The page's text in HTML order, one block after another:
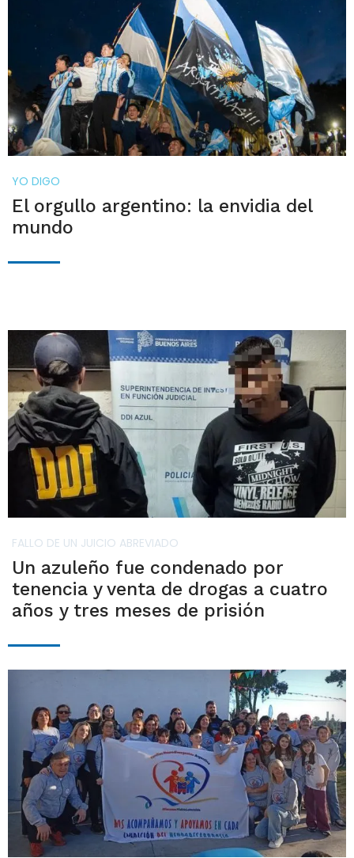
YO DIGO
El orgullo argentino: la envidia del
mundo
FALLO DE UN JUICIO ABREVIADO
Un azuleño fue condenado por
tenencia y venta de drogas a cuatro
años y tres meses de prisión